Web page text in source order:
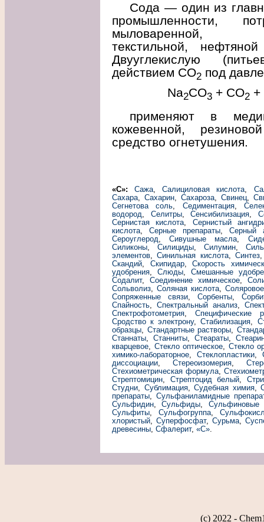
Сода — один из
промышленности,
мыловаренной,
текстильной,
Двууглекислую
действием СО2 под
Na2CO3 + СО2
применяют в
кожевенной,
средство огнетушения.
«С»: Сажа,Салициловая кислота,
Сахара, Сахарин, Сахароза, Свинец,
Сегнетова соль, Седиментация,
водород, Селитры,Сенсибилизация,
Сернистая кислота, Сернистый
кислота, Серные препараты, Серный
Сероуглерод,Сивушные масла,
Силиконы, Силициды, Силумин,
элементов,Синильная кислота,Синтез
Скандий, Скипидар,Скорость
удобрения, Слюды, Смешанные
Содалит,Соединение химическое,
Сольволиз, Соляная кислота,
Сопряженные связи, Сорбенты,
Спайность, Спектральный анализ,
Спектрофотометрия, Специфические
Сродство к электрону,Стабилизация,
образцы, Стандартные растворы,
Станнаты, Станниты, Стеараты,
кварцевое, Стекло оптическое, Стекло
химико-лабораторное, Стеклопластики,
диссоциации, Стереоизомерия,
Стехиометрическая формула,
Стрептомицин, Стрептоцид белый,
Студни, Сублимация, Судебная химия,
препараты,Сульфаниламидные
Сульфидин,Сульфиды, Сульфиновые
Сульфиты, Сульфогруппа,
хлористый, Суперфосфат, Сурьма,
древесины, Сфалерит, «С».
(c) 2022 -